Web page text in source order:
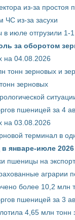
из-за простоя
ЧС из-за засухи
в июле отгрузили
за оборотом
на 04.08.2026
тонн зерновых и
зерновых
пшеницей за 4
на 03.08.2026
терминал в
январе-июле
пшеницы на
аграрии
более 10,2 млн
пшеницей за 3
4,65 млн тонн